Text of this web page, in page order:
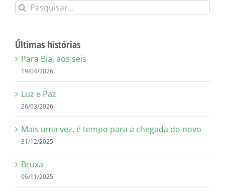
Buscar
Últimas histórias
Para Bia, aos seis
19/04/2026
Luz e Paz
26/03/2026
Mais uma vez, é tempo para a chegada do novo
31/12/2025
Bruxa
06/11/2025